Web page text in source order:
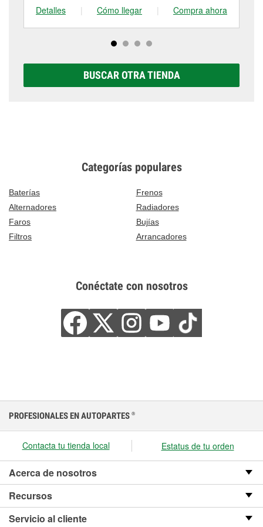
Detalles
| Cómo llegar | Compra ahora
BUSCAR OTRA TIENDA
Categorías populares
Baterías
Frenos
Alternadores
Radiadores
Faros
Bujías
Filtros
Arrancadores
Conéctate con nosotros
PROFESIONALES EN AUTOPARTES ®
Contacta tu tienda local Estatus de tu orden
Acerca de nosotros
Recursos
Servicio al cliente